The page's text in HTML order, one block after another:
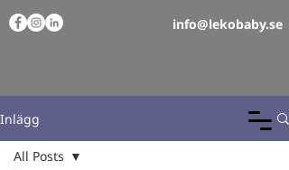
info@lekobaby.se
Inlägg
All Posts